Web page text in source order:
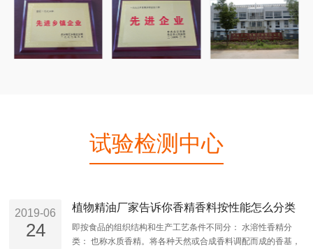
试验检测中心
2019-06
24
植物精油厂家告诉你香精香料按性能怎么分类
即按食品的组织结构和生产工艺条件不同分： 水溶性香精分
类： 也称水质香精。将各种天然或合成香料调配而成的香基，